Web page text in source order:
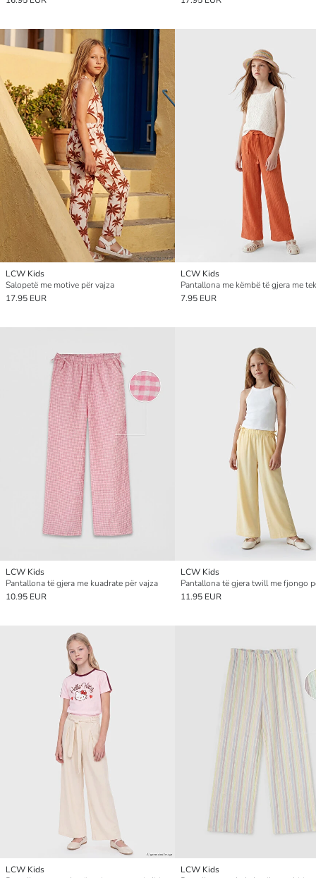
LCW Kids
Salopetë me motive për vajza
17.95 EUR
LCW Kids
7.95 EUR
LCW Kids
Pantallona të gjera me kuadrate për vajza
10.95 EUR
LCW Kids
Pantallona të gjera twill me fjongo
11.95 EUR
LCW Kids
LCW Kids